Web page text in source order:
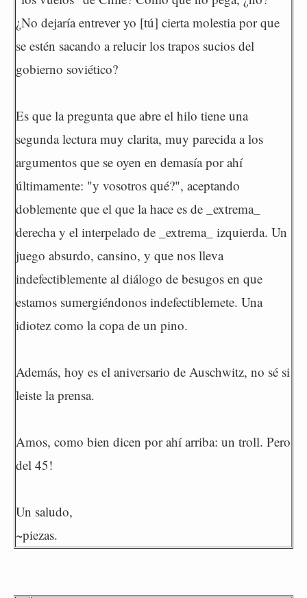
¿No dejaría entrever yo [tú] cierta molestia por que
se estén sacando a relucir los trapos sucios del
gobierno soviético?
Es que la pregunta que abre el hilo tiene una
segunda lectura muy clarita, muy parecida a los
argumentos que se oyen en demasía por ahí
últimamente: "y vosotros qué?", aceptando
doblemente que el que la hace es de _extrema_
derecha y el interpelado de _extrema_ izquierda. Un
juego absurdo, cansino, y que nos lleva
indefectiblemente al diálogo de besugos en que
estamos sumergiéndonos indefectiblemete. Una
idiotez como la copa de un pino.
Además, hoy es el aniversario de Auschwitz, no sé si
leiste la prensa.
Amos, como bien dicen por ahí arriba: un troll. Pero
del 45!
Un saludo,
~piezas.